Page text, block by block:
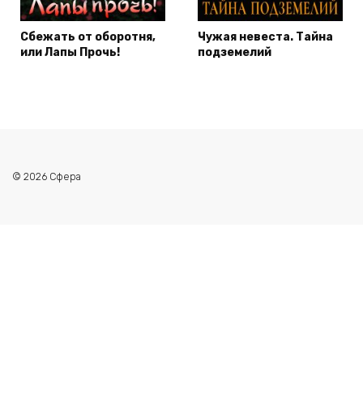
Сбежать от оборотня,
или Лапы Прочь!
Чужая невеста. Тайна
подземелий
© 2026 Сфера